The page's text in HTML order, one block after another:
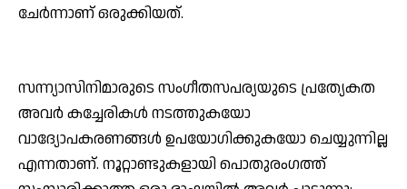
ചേര്‍ന്നാണ് ഒരുക്കിയത്.
സന്ന്യാസിനിമാരുടെ സംഗീതസപര്യയുടെ പ്രത്യേകത
അവര്‍ കച്ചേരികള്‍ നടത്തുകയോ
വാദ്യോപകരണങ്ങള്‍ ഉപയോഗിക്കുകയോ ചെയ്യുന്നില്ല
എന്നതാണ്. നൂറ്റാണ്ടുകളായി പൊതുരംഗത്ത്